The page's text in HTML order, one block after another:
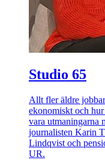
Studio 65
Allt fler äldre
ekonomiskt och
vara utmaningarna
journalisten Karin
Lindqvist och
UR.